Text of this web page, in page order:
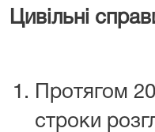
Цивільні
Протягом
строки